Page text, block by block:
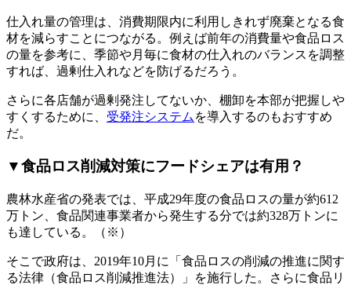
仕入れ量の管理は、消費期限内に利用しきれず廃棄となる食
材を減らすことにつながる。例えば前年の消費量や食品ロス
の量を参考に、季節や月毎に食材の仕入れのバランスを調整
すれば、過剰仕入れなどを防げるだろう。
さらに各店舗が過剰発注してないか、棚卸を本部が把握しや
すくするために、 受発注システム を導入するのもおすすめ
だ。
▼食品ロス削減対策にフードシェアは有用？
農林水産省の発表では、平成29年度の食品ロスの量が約612
万トン、食品関連事業者から発生する分では約328万トンに
も達している。（※）
そこで政府は、2019年10月に「食品ロスの削減の推進に関す
る法律（食品ロス削減推進法）」を施行した。さらに食品リ